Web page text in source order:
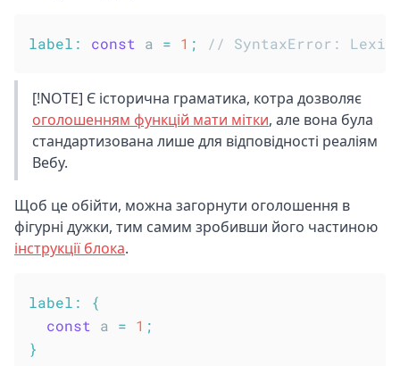
label : const a = 1 ; // SyntaxError:
[!NOTE] Є історична граматика, котра дозволяє
оголошенням функцій мати мітки, але вона була
стандартизована лише для відповідності реаліям
Вебу.
Щоб це обійти, можна загорнути оголошення в
фігурні дужки, тим самим зробивши його частиною
інструкції блока.
label :
{
const a = 1 ;
}